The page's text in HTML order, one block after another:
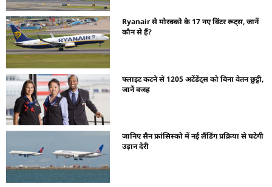
Ryanair से मोरक्को के 17 नए विंटर रूट्स, जानें
कौन से हैं?
फ्लाइट कटने से 1205 अटेंडेंट्स को बिना वेतन छुट्टी,
जानें वजह
जानिए सैन फ्रांसिस्को में नई लैंडिंग प्रक्रिया से घटेगी
उड़ान देरी